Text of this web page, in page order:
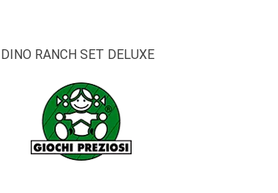
DINO RANCH SET DELUXE